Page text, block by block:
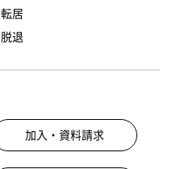
転居
脱退
加入・資料請求